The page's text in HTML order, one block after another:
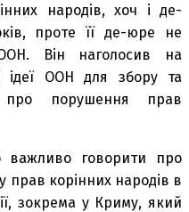
народів, хоч і де-
проте її де-юре не
Він наголосив на
ідеї ООН для збору та
про порушення прав
важливо говорити про
прав корінних народів в
зокрема у Криму, який